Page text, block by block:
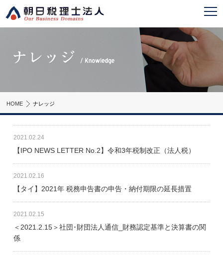
HOME ナレッジ
2021.02.24
【IPO NEWS LETTER No.2】令和3年税制改正（法人税）
2021.02.16
【タイ】2021年 税務申告書の申告・納付期限の延長措置
2021.02.15
＜2021.2.15＞社団･財団法人通信_財務認定基準と決算書の関
係